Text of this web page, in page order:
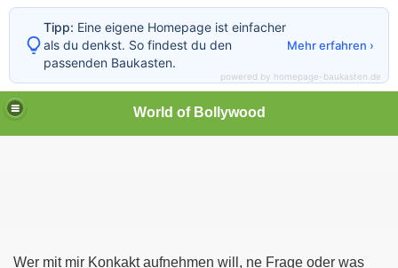
World of Bollywood
Wer mit mir Konkakt aufnehmen will, ne Frage oder was
Tipp: Eine eigene Homepage ist einfacher
als du denkst. So findest du den
passenden Baukasten.
Mehr erfahren ›
powered by homepage-baukasten.de